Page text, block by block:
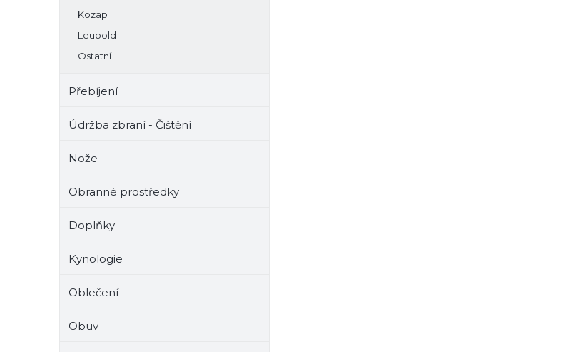
Kozap
Leupold
Ostatní
Přebíjení
Údržba zbraní - Čištění
Nože
Obranné prostředky
Doplňky
Kynologie
Oblečení
Obuv